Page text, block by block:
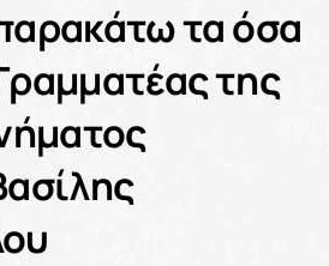
τα όσα
της